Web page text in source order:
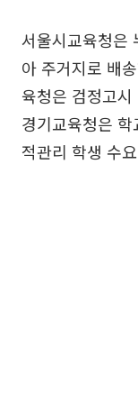
서울시교육청은
아 주거지로 배
육청은 검정고
경기교육청은
적관리 학생 수